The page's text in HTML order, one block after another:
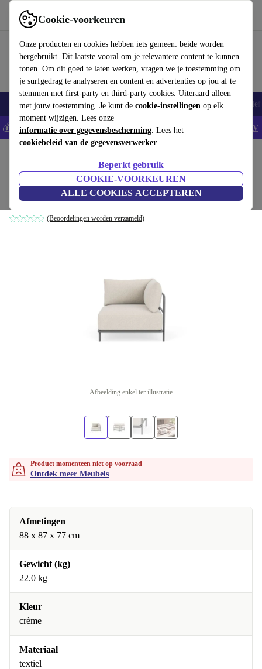
Cookie-voorkeuren
Onze producten en cookies hebben iets gemeen: beide worden
hergebruikt. Dit laatste vooral om je relevantere content te kunnen
tonen. Om dit goed te laten werken, vragen we je toestemming om
je surfgedrag te analyseren en content en advertenties op jou af te
stemmen met first-party en third-party cookies. Uiteraard alleen
met jouw toestemming. Je kunt de cookie-instellingen op elk
moment wijzigen. Lees onze
informatie over gegevensbescherming. Lees het
cookiebeleid van de gegevensverwerker.
Beperkt gebruik
COOKIE-VOORKEUREN
ALLE COOKIES ACCEPTEREN
Gebruik refurbed snel en eenvoudig
Smartphones Laptops Tablets Smartwatches Accessoires
💰Bespaar 5% EXTRA op alle iPhones - Code: IPHONEDEAL - AV
Vincent buiten hoekmodule Martinique
crème
(Beoordelingen worden verzameld)
Afbeelding enkel ter illustratie
Product momenteen niet op voorraad
Ontdek meer Meubels
Afmetingen
88 x 87 x 77 cm
Gewicht (kg)
22.0 kg
Kleur
crème
Materiaal
textiel